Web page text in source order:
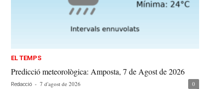
EL TEMPS
Predicció meteorològica: Amposta, 7 de Agost de 2026
Redacció - 7 d'agost de 2026 0